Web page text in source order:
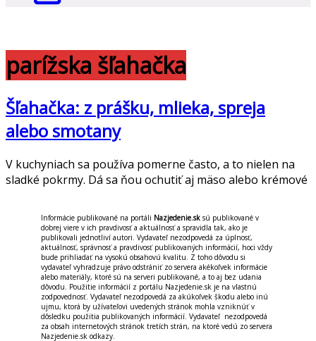
parížska šľahačka
Šľahačka: z prášku, mlieka, spreja
alebo smotany
V kuchyniach sa používa pomerne často, a to nielen na
sladké pokrmy. Dá sa ňou ochutiť aj mäso alebo krémové
Informácie publikované na portáli Nazjedenie.sk sú publikované v
dobrej viere v ich pravdivosť a aktuálnosť a spravidla tak, ako je
publikovali jednotliví autori. Vydavateľ nezodpovedá za úplnosť,
aktuálnosť, správnosť a pravdivosť publikovaných informácií, hoci vždy
bude prihliadať na vysokú obsahovú kvalitu. Z toho dôvodu si
vydavateľ vyhradzuje právo odstrániť zo servera akékoľvek informácie
alebo materiály, ktoré sú na serveri publikované, a to aj bez udania
dôvodu. Použitie informácií z portálu Nazjedenie.sk je na vlastnú
zodpovednosť. Vydavateľ nezodpovedá za akúkoľvek škodu alebo inú
ujmu, ktorá by užívateľovi uvedených stránok mohla vzniknúť v
dôsledku použitia publikovaných informácií. Vydavateľ nezodpovedá
za obsah internetových stránok tretích strán, na ktoré vedú zo servera
Nazjedenie.sk odkazy.